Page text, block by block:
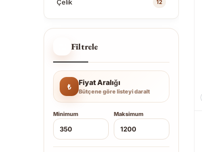
Çelik 12
Filtrele
₺
Fiyat Aralığı
Bütçene göre listeyi daralt
Minimum Maksimum